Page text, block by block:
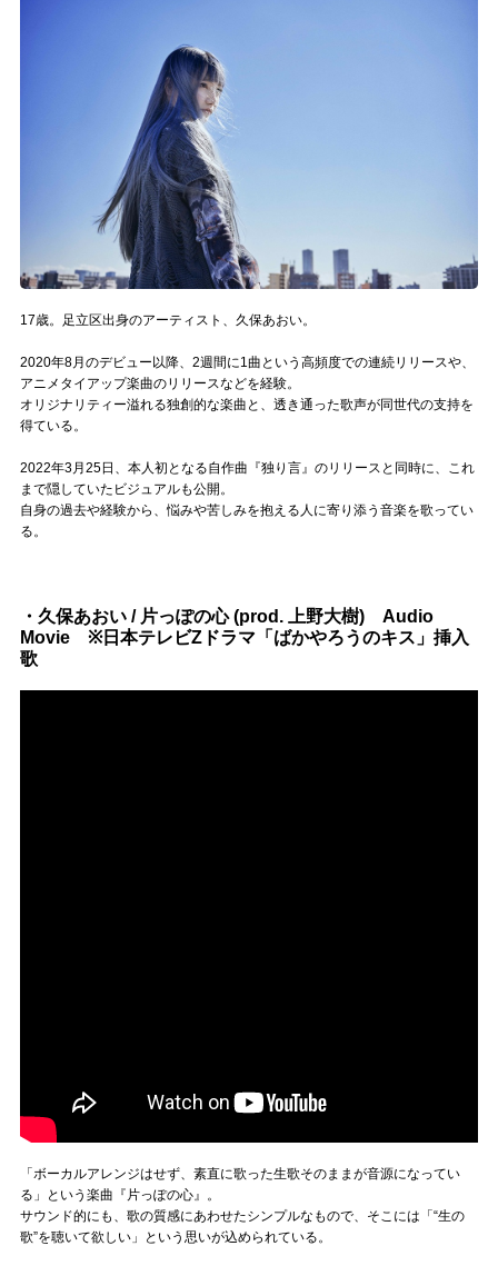
muevoクラウドファンディング
muevoコミュニティ
ぶいクラ！by muevo
ぶいコミュ！by muevo
ぶいマガ！ by muevo
Follow us
17歳。足立区出身のアーティスト、久保あおい。
2020年8月のデビュー以降、2週間に1曲という高頻度での連続リリースや、
アニメタイアップ楽曲のリリースなどを経験。
オリジナリティー溢れる独創的な楽曲と、透き通った歌声が同世代の支持を
得ている。
2022年3月25日、本人初となる自作曲『独り言』のリリースと同時に、これ
まで隠していたビジュアルも公開。
自身の過去や経験から、悩みや苦しみを抱える人に寄り添う音楽を歌ってい
る。
・久保あおい / 片っぽの心 (prod. 上野大樹) Audio
Movie ※日本テレビZドラマ「ばかやろうのキス」挿入
歌
「ボーカルアレンジはせず、素直に歌った生歌そのままが音源になってい
る」という楽曲『片っぽの心』。
サウンド的にも、歌の質感にあわせたシンプルなもので、そこには「“生の
歌”を聴いて欲しい」という思いが込められている。